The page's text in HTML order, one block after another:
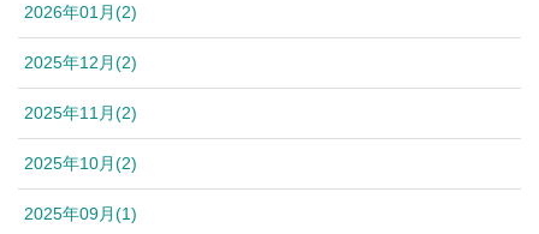
2026年01月(2)
2025年12月(2)
2025年11月(2)
2025年10月(2)
2025年09月(1)